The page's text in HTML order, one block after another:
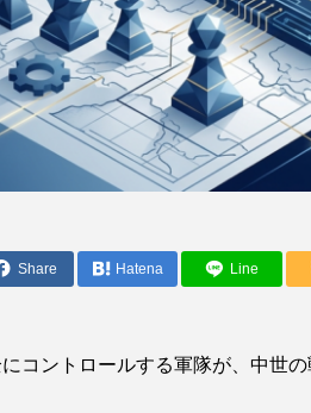
Share Hatena Line
コントロールする軍隊が、中世
AIと社会・未来